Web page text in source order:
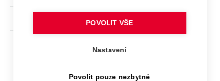
Ochrana osobních údajů
odkaz)
POVOLIT VŠE
Nastavení
Povolit pouze nezbytné